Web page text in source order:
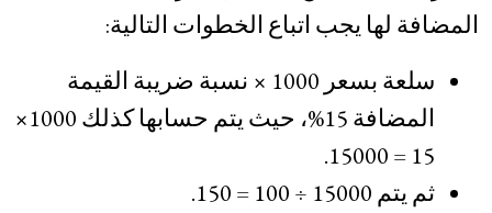
المضافة لها يجب اتباع الخطوات التالية:
سلعة بسعر 1000 × نسبة ضريبة القيمة
المضافة 15%، حيث يتم حسابها كذلك 1000×
15 = 15000.
ثم يتم 15000 ÷ 100 = 150.